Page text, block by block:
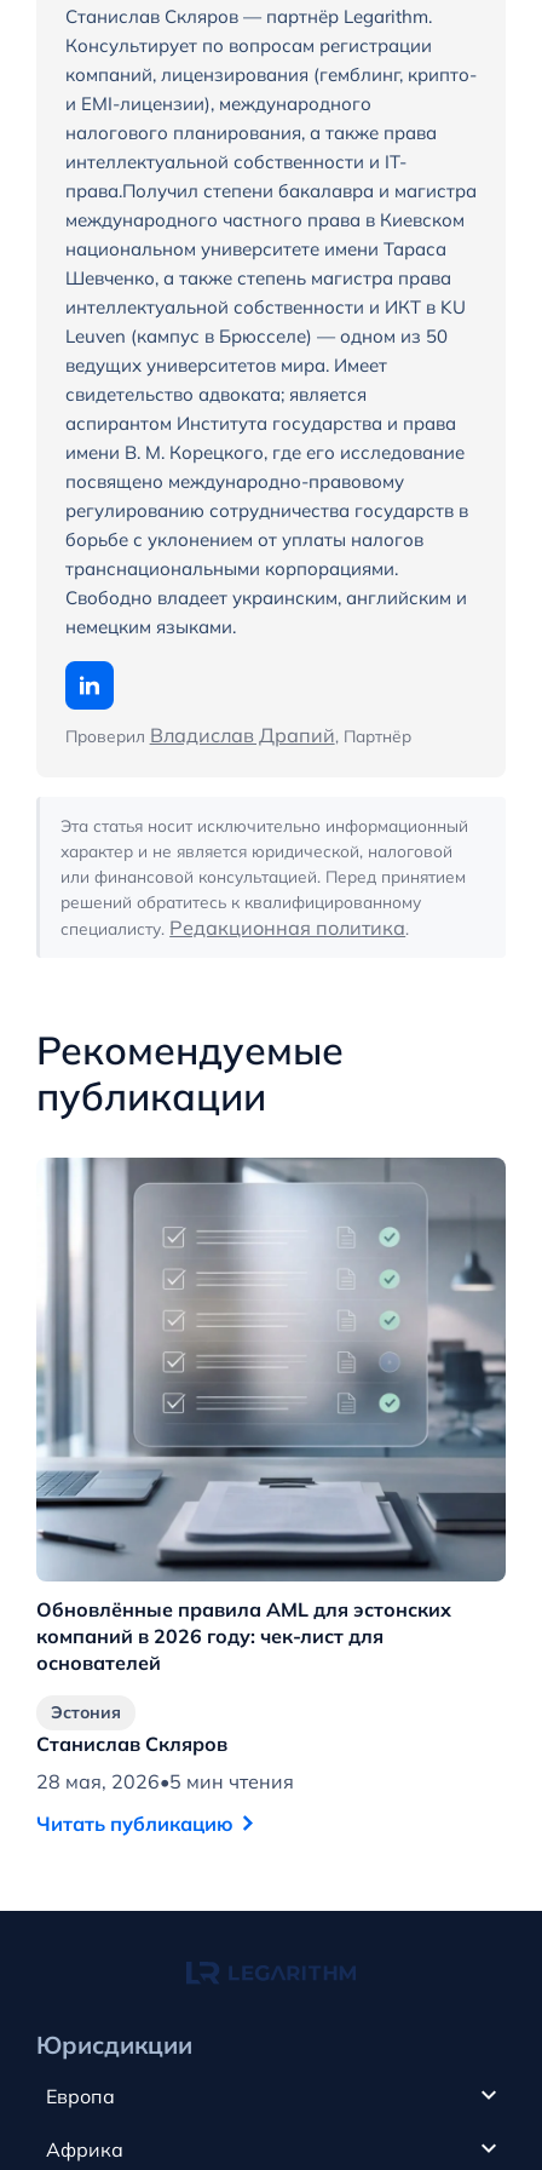
Станислав Скляров — партнёр Legarithm.
Консультирует по вопросам регистрации
компаний, лицензирования (гемблинг, крипто-
и EMI-лицензии), международного
налогового планирования, а также права
интеллектуальной собственности и IT-
права.Получил степени бакалавра и магистра
международного частного права в Киевском
национальном университете имени Тараса
Шевченко, а также степень магистра права
интеллектуальной собственности и ИКТ в KU
Leuven (кампус в Брюсселе) — одном из 50
ведущих университетов мира. Имеет
свидетельство адвоката; является
аспирантом Института государства и права
имени В. М. Корецкого, где его исследование
посвящено международно-правовому
регулированию сотрудничества государств в
борьбе с уклонением от уплаты налогов
транснациональными корпорациями.
Свободно владеет украинским, английским и
немецким языками.
Проверил Владислав Драпий, Партнёр
Эта статья носит исключительно информационный
характер и не является юридической, налоговой
или финансовой консультацией. Перед принятием
решений обратитесь к квалифицированному
специалисту. Редакционная политика.
Рекомендуемые
публикации
Обновлённые правила AML для эстонских
компаний в 2026 году: чек-лист для
основателей
Станислав Скляров
28 мая, 2026•5 мин чтения
Эстония
Читать публикацию
Юрисдикции
Европа
Кипр
Африка